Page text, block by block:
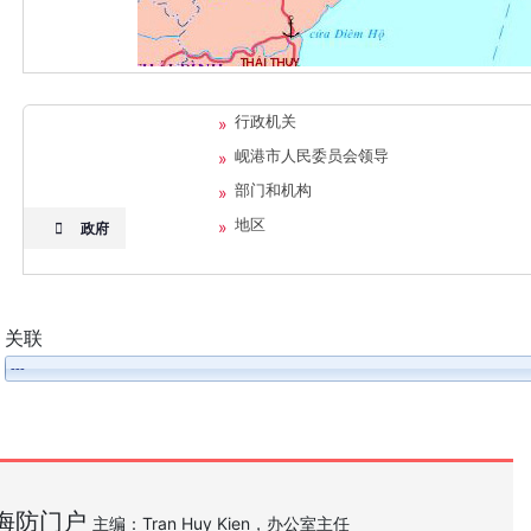
政府
行政机关
岘港市人民委员会领导
部门和机构
地区
关联
防门户 主编：Tran Huy Kien，办公室主任